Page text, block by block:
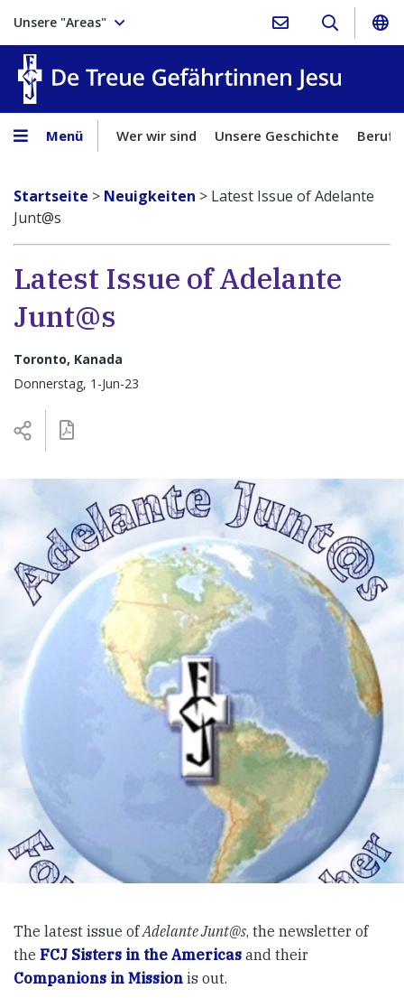
Unsere "Areas"
Menü Wer wir sind Unsere Geschichte
Startseite > Neuigkeiten > Latest Issue of Adelante
Junt@s
Latest Issue of Adelante
Junt@s
Toronto, Kanada
Donnerstag, 1-Jun-23
The latest issue ofAdelante Junt@s, the newsletter of
the FCJ Sisters in the Americas and their
Companions in Mission is out.